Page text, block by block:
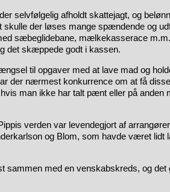
selvfølgelig afholdt skattejagt, og
skulle der løses mange spændende og
sæbeglidebane, mælkekasserace
det skæppede godt i kassen.
til opgaver med at lave mad og
der nærmest konkurrence om at få
man ikke har talt pænt eller på anden
verden var levendegjort af
og Blom, som havde været lidt
sammen med en venskabskreds, og det